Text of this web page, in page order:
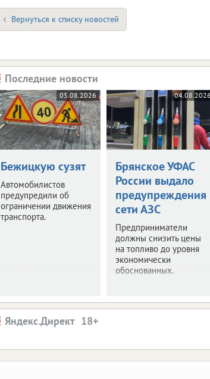
Вернуться к списку новостей
Последние новости
05.08.2026
Бежицкую сузят
Автомобилистов
предупредили об
ограничении движения
транспорта.
04.08.2026
Брянское УФАС
России выдало
предупреждения
сети АЗС
Предприниматели
должны снизить цены
на топливо до уровня
экономически
обоснованных.
Яндекс.Директ